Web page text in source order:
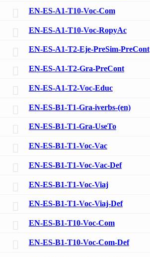
EN-ES-A1-T10-Voc-Com
EN-ES-A1-T10-Voc-RopyAc
EN-ES-A1-T2-Eje-PreSim-PreCont
EN-ES-A1-T2-Gra-PreCont
EN-ES-A1-T2-Voc-Educ
EN-ES-B1-T1-Gra-iverbs-(en)
EN-ES-B1-T1-Gra-UseTo
EN-ES-B1-T1-Voc-Vac
EN-ES-B1-T1-Voc-Vac-Def
EN-ES-B1-T1-Voc-Viaj
EN-ES-B1-T1-Voc-Viaj-Def
EN-ES-B1-T10-Voc-Com
EN-ES-B1-T10-Voc-Com-Def